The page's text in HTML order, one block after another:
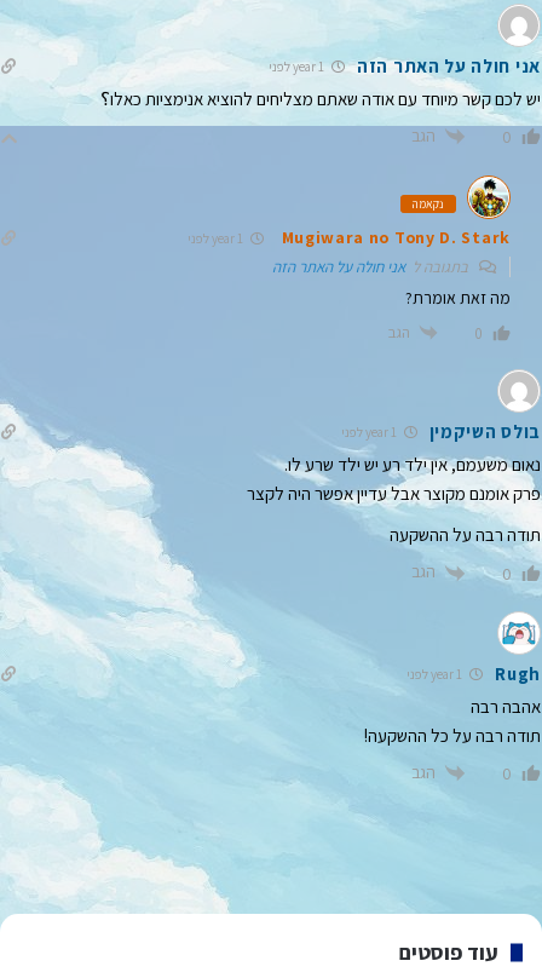
אני חולה על האתר הזה 1 year לפני
יש לכם קשר מיוחד עם אודה שאתם מצליחים להוציא אנימציות כאלו؟
0 הגב
נקאמה
Mugiwara no Tony D. Stark
בתגובה לאני חולה על האתר הזה
מה זאת אומרת?
0 הגב
בולס השיקמין
נאום משעמם, אין ילד רע יש ילד שרע לו.
פרק אומנם מקוצר אבל עדיין אפשר היה לקצר
תודה רבה על ההשקעה
0 הגב
Rugh
אהבה רבה
תודה רבה על כל ההשקעה!
0 הגב
עוד פוסטים